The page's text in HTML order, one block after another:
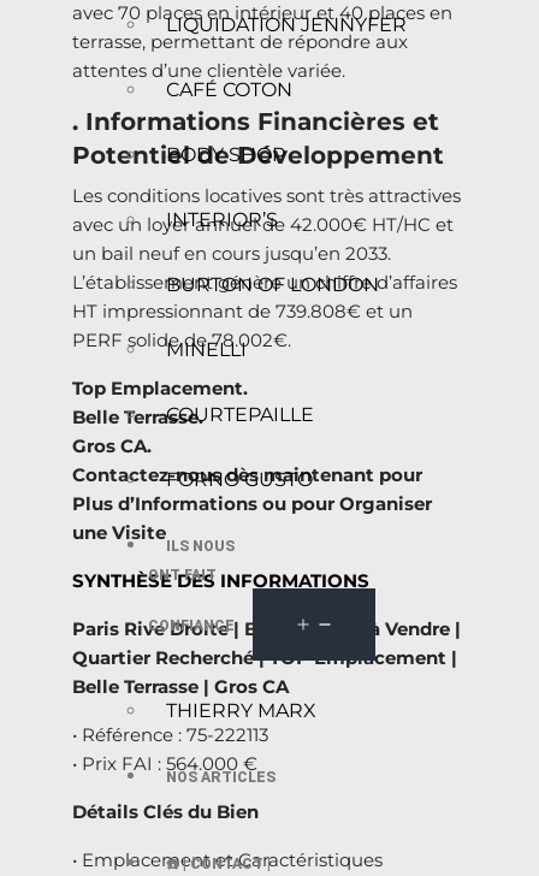
LIQUIDATION JENNYFER
CAFÉ COTON
BODY SHOP
INTERIOR’S
BURTON OF LONDON
MINELLI
COURTEPAILLE
FORNO GUSTO
ILS NOUS
ONT FAIT
CONFIANCE
THIERRY MARX
NOS ARTICLES
☎️ | CONTACT |
avec 70 places en intérieur et 40 places en
terrasse, permettant de répondre aux
attentes d’une clientèle variée.
. Informations Financières et
Potentiel de Développement
Les conditions locatives sont très attractives
avec un loyer annuel de 42.000€ HT/HC et
un bail neuf en cours jusqu’en 2033.
L’établissement génère un chiffre d’affaires
HT impressionnant de 739.808€ et un
PERF solide de 78.002€.
Top Emplacement.
Belle Terrasse.
Gros CA.
Contactez-nous dès maintenant pour
Plus d’Informations ou pour Organiser
une Visite
SYNTHÈSE DES INFORMATIONS
Paris Rive Droite | Bar Brasserie à Vendre |
Quartier Recherché | TOP Emplacement |
Belle Terrasse | Gros CA
• Référence : 75-222113
• Prix FAI : 564.000 €
Détails Clés du Bien
• Emplacement et Caractéristiques